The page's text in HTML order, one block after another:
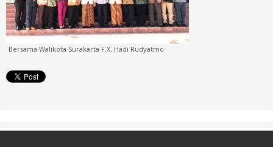
Bersama Walikota Surakarta F.X. Hadi Rudyatmo